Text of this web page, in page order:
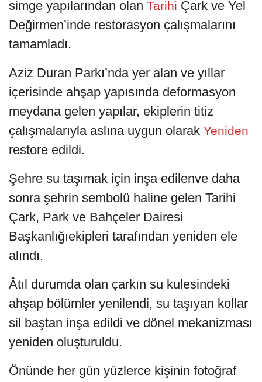
simge yapılarından olan Tarihi Çark ve Yel
Değirmen’inde restorasyon çalışmalarını
tamamladı.
Aziz Duran Parkı’nda yer alan ve yıllar
içerisinde ahşap yapısında deformasyon
meydana gelen yapılar, ekiplerin titiz
çalışmalarıyla aslına uygun olarak Yeniden
restore edildi.
Şehre su taşımak için inşa edilenve daha
sonra şehrin sembolü haline gelen Tarihi
Çark, Park ve Bahçeler Dairesi
Başkanlığıekipleri tarafından yeniden ele
alındı.
Âtıl durumda olan çarkın su kulesindeki
ahşap bölümler yenilendi, su taşıyan kollar
sil baştan inşa edildi ve dönel mekanizması
yeniden oluşturuldu.
Önünde her gün yüzlerce kişinin fotoğraf